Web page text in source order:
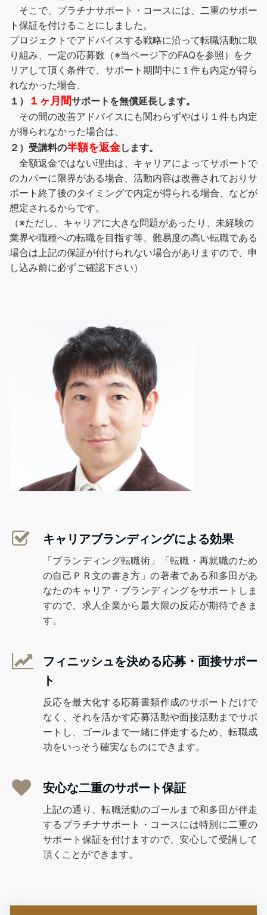
そこで、プラチナサポート・コースには、二重のサポー
ト保証を付けることにしました。
プロジェクトでアドバイスする戦略に沿って転職活動に取
り組み、一定の応募数（※当ページ下のFAQを参照）をク
リアして頂く条件で、サポート期間中に１件も内定が得ら
れなかった場合、
１）
１ヶ月間サポートを無償延長します。
その間の改善アドバイスにも関わらずやはり１件も内定
が得られなかった場合は、
２）受講料の半額を返金します。
全額返金ではない理由は、キャリアによってサポートで
のカバーに限界がある場合、活動内容は改善されておりサ
ポート終了後のタイミングで内定が得られる場合、などが
想定されるからです。
（※ただし、キャリアに大きな問題があったり、未経験の
業界や職種への転職を目指す等、難易度の高い転職である
場合は上記の保証が付けられない場合がありますので、申
し込み前に必ずご確認下さい）
キャリアブランディングによる効果
「ブランディング転職術」「転職・再就職のため
の自己ＰＲ文の書き方」の著者である和多田があ
なたのキャリア・ブランディングをサポートしま
すので、求人企業から最大限の反応が期待できま
す。
フィニッシュを決める応募・面接サポー
ト
反応を最大化する応募書類作成のサポートだけで
なく、それを活かす応募活動や面接活動までサポ
ートし、ゴールまで一緒に伴走するため、転職成
功をいっそう確実なものにできます。
安心な二重のサポート保証
上記の通り、転職活動のゴールまで和多田が伴走
するプラチナサポート・コースには特別に二重の
サポート保証を付けますので、安心して受講して
頂くことができます。